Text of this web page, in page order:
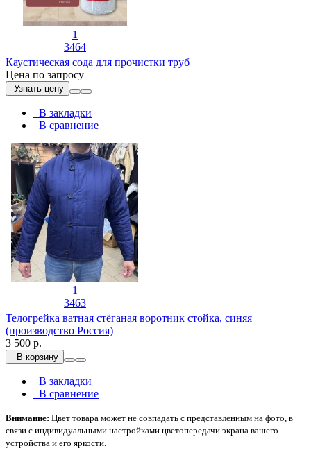
1
3464
Каустическая сода для прочистки труб
Цена по запросу
Узнать цену
В закладки
В сравнение
1
3463
Телогрейка ватная стёганая воротник стойка, синяя
(производство Россия)
3 500 р.
В корзину
В закладки
В сравнение
Внимание: Цвет товара может не совпадать с представленным на фото, в
связи с индивидуальными настройками цветопередачи экрана вашего
устройства и его яркости.